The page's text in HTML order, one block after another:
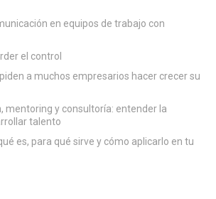
en equipos de trabajo con
el control
a muchos empresarios hacer crecer su
mentoring y consultoría: entender la
talento
es, para qué sirve y cómo aplicarlo en tu